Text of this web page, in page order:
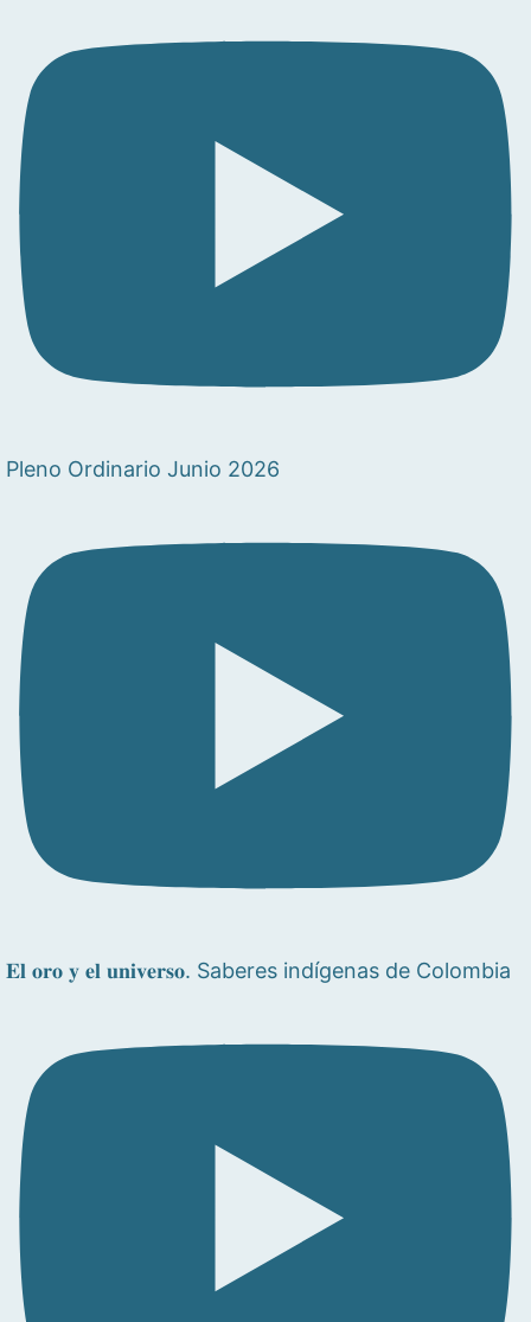
Pleno Ordinario Junio 2026
𝐄𝐥 𝐨𝐫𝐨 𝐲 𝐞𝐥 𝐮𝐧𝐢𝐯𝐞𝐫𝐬𝐨. Saberes indígenas de Colombia